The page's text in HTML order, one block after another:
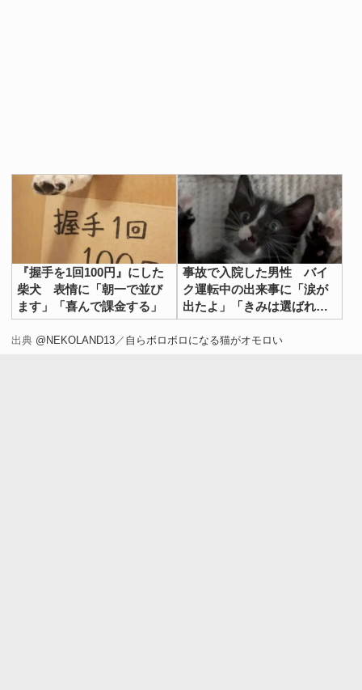
『握手を1回100円』にした
柴犬 表情に「朝一で並び
ます」「喜んで課金する」
事故で入院した男性 バイ
ク運転中の出来事に「涙が
出たよ」「きみは選ばれ
た」
出典 @NEKOLAND13 ／ 自らボロボロになる猫がオモロい